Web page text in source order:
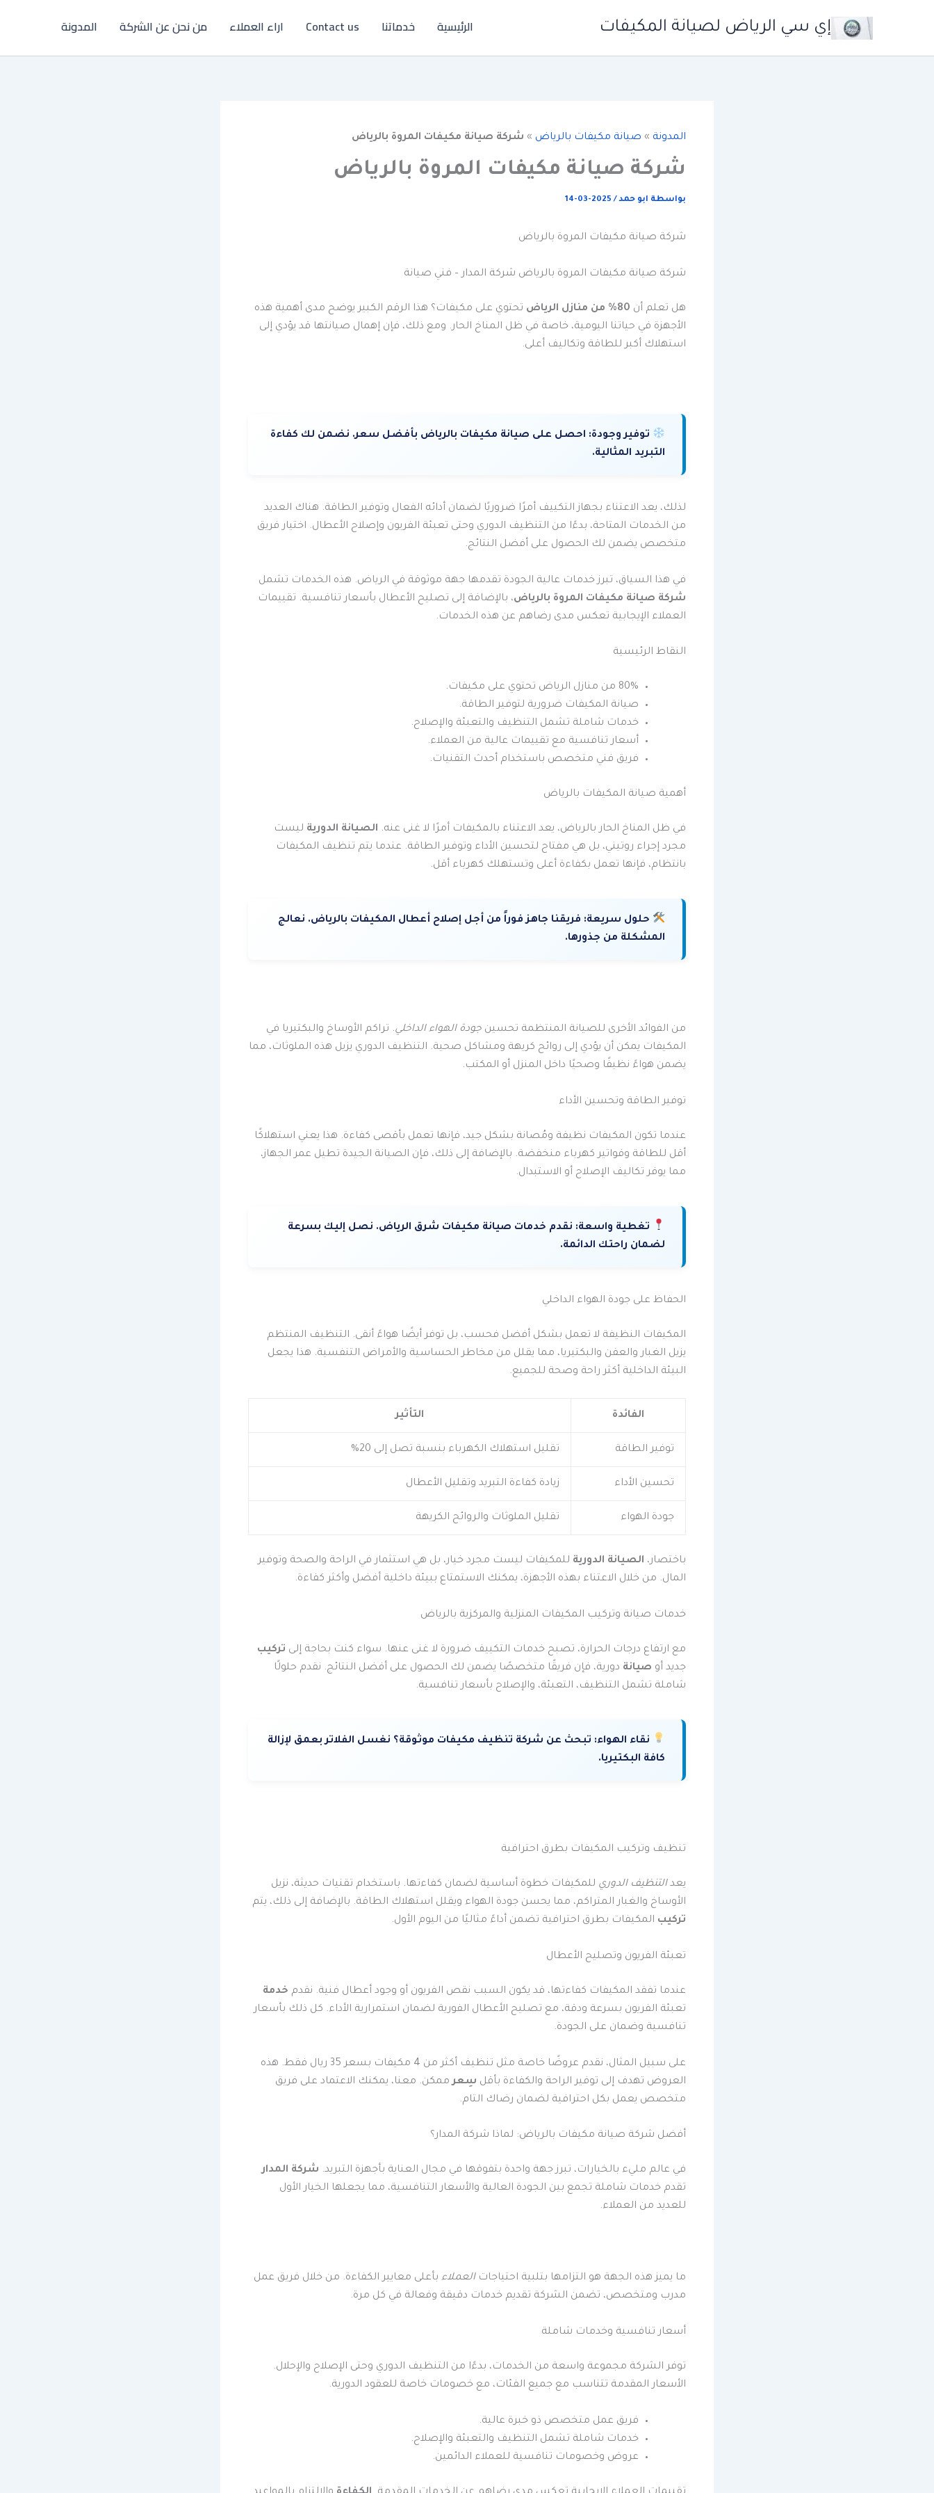
إي سي الرياض لصيانة المكيفات الرئيسية خدماتنا Contact us اراء العملاء من نحن عن الشركة المدونة
المدونة » صيانة مكيفات بالرياض » شركة صيانة مكيفات المروة بالرياض
شركة صيانة مكيفات المروة بالرياض
بواسطة ابو حمد/
2025-03-14
شركة صيانة مكيفات المروة بالرياض
شركة صيانة مكيفات المروة بالرياض شركة المدار – فني صيانة
هل تعلم أن 80% من منازل الرياض
تحتوي على مكيفات؟ هذا الرقم الكبير يوضح مدى أهمية هذه
الأجهزة في حياتنا اليومية، خاصة في ظل المناخ الحار. ومع ذلك، فإن إهمال صيانتها قد يؤدي إلى
استهلاك أكبر للطاقة وتكاليف أعلى.
توفير وجودة: احصل على صيانة مكيفات بالرياض بأفضل سعر. نضمن لك كفاءة
التبريد المثالية.
لذلك، يعد الاعتناء بجهاز التكييف أمرًا ضروريًا لضمان أدائه الفعال وتوفير الطاقة. هناك العديد
من الخدمات المتاحة، بدءًا من التنظيف الدوري وحتى تعبئة الفريون وإصلاح الأعطال. اختيار فريق
متخصص يضمن لك الحصول على أفضل النتائج.
في هذا السياق، تبرز خدمات عالية الجودة تقدمها جهة موثوقة في الرياض. هذه الخدمات تشمل
شركة صيانة مكيفات المروة بالرياض، بالإضافة إلى تصليح الأعطال بأسعار تنافسية. تقييمات
العملاء الإيجابية تعكس مدى رضاهم عن هذه الخدمات.
النقاط الرئيسية
80% من منازل الرياض تحتوي على مكيفات.
صيانة المكيفات ضرورية لتوفير الطاقة.
خدمات شاملة تشمل التنظيف والتعبئة والإصلاح.
أسعار تنافسية مع تقييمات عالية من العملاء.
فريق فني متخصص باستخدام أحدث التقنيات.
أهمية صيانة المكيفات بالرياض
في ظل المناخ الحار بالرياض، يعد الاعتناء بالمكيفات أمرًا لا غنى عنه. الصيانة الدورية ليست
مجرد إجراء روتيني، بل هي مفتاح لتحسين الأداء وتوفير الطاقة. عندما يتم تنظيف المكيفات
بانتظام، فإنها تعمل بكفاءة أعلى وتستهلك كهرباء أقل.
حلول سريعة: فريقنا جاهز فوراً من أجل إصلاح أعطال المكيفات بالرياض. نعالج
المشكلة من جذورها.
من الفوائد الأخرى للصيانة المنتظمة تحسين جودة الهواء الداخلي. تراكم الأوساخ والبكتيريا في
المكيفات يمكن أن يؤدي إلى روائح كريهة ومشاكل صحية. التنظيف الدوري يزيل هذه الملوثات، مما
يضمن هواءً نظيفًا وصحيًا داخل المنزل أو المكتب.
توفير الطاقة وتحسين الأداء
عندما تكون المكيفات نظيفة ومُصانة بشكل جيد، فإنها تعمل بأقصى كفاءة. هذا يعني استهلاكًا
أقل للطاقة وفواتير كهرباء منخفضة. بالإضافة إلى ذلك، فإن الصيانة الجيدة تطيل عمر الجهاز،
مما يوفر تكاليف الإصلاح أو الاستبدال.
تغطية واسعة: نقدم خدمات صيانة مكيفات شرق الرياض. نصل إليك بسرعة
لضمان راحتك الدائمة.
الحفاظ على جودة الهواء الداخلي
المكيفات النظيفة لا تعمل بشكل أفضل فحسب، بل توفر أيضًا هواءً أنقى. التنظيف المنتظم
يزيل الغبار والعفن والبكتيريا، مما يقلل من مخاطر الحساسية والأمراض التنفسية. هذا يجعل
البيئة الداخلية أكثر راحة وصحة للجميع.
الفائدة التأثير
توفير الطاقة تقليل استهلاك الكهرباء بنسبة تصل إلى 20%
تحسين الأداء زيادة كفاءة التبريد وتقليل الأعطال
جودة الهواء تقليل الملوثات والروائح الكريهة
باختصار، الصيانة الدورية للمكيفات ليست مجرد خيار، بل هي استثمار في الراحة والصحة وتوفير
المال. من خلال الاعتناء بهذه الأجهزة، يمكنك الاستمتاع ببيئة داخلية أفضل وأكثر كفاءة.
خدمات صيانة وتركيب المكيفات المنزلية والمركزية بالرياض
مع ارتفاع درجات الحرارة، تصبح خدمات التكييف ضرورة لا غنى عنها. سواء كنت بحاجة إلى تركيب
جديد أو صيانة دورية، فإن فريقًا متخصصًا يضمن لك الحصول على أفضل النتائج. نقدم حلولًا
شاملة تشمل التنظيف، التعبئة، والإصلاح بأسعار تنافسية.
نقاء الهواء: تبحث عن شركة تنظيف مكيفات موثوقة؟ نغسل الفلاتر بعمق لإزالة
كافة البكتيريا.
تنظيف وتركيب المكيفات بطرق احترافية
يعدالتنظيف الدوري للمكيفات خطوة أساسية لضمان كفاءتها. باستخدام تقنيات حديثة، نزيل
الأوساخ والغبار المتراكم، مما يحسن جودة الهواء ويقلل استهلاك الطاقة. بالإضافة إلى ذلك، يتم
تركيب المكيفات بطرق احترافية تضمن أداءً مثاليًا من اليوم الأول.
تعبئة الفريون وتصليح الأعطال
عندما تفقد المكيفات كفاءتها، قد يكون السبب نقص الفريون أو وجود أعطال فنية. نقدم خدمة
تعبئة الفريون بسرعة ودقة، مع تصليح الأعطال الفورية لضمان استمرارية الأداء. كل ذلك بأسعار
تنافسية وضمان على الجودة.
على سبيل المثال، نقدم عروضًا خاصة مثل تنظيف أكثر من 4 مكيفات بسعر 35 ريال فقط. هذه
العروض تهدف إلى توفير الراحة والكفاءة بأقل سِعرممكن. معنا، يمكنك الاعتماد على فريق
متخصص يعمل بكل احترافية لضمان رضاك التام.
أفضل شركة صيانة مكيفات بالرياض: لماذا شركة المدار؟
في عالم مليء بالخيارات، تبرز جهة واحدة بتفوقها في مجال العناية بأجهزة التبريد. شركة المدار
تقدم خدمات شاملة تجمع بين الجودة العالية والأسعار التنافسية، مما يجعلها الخيار الأول
للعديد من العملاء.
ما يميز هذه الجهة هو التزامها بتلبية احتياجاتالعملاء بأعلى معايير الكفاءة. من خلال فريق عمل
مدرب ومتخصص، تضمن الشركة تقديم خدمات دقيقة وفعالة في كل مرة.
أسعار تنافسية وخدمات شاملة
توفر الشركة مجموعة واسعة من الخدمات، بدءًا من التنظيف الدوري وحتى الإصلاح والإحلال.
الأسعار المقدمة تتناسب مع جميع الفئات، مع خصومات خاصة للعقود الدورية.
فريق عمل متخصص ذو خبرة عالية.
خدمات شاملة تشمل التنظيف والتعبئة والإصلاح.
عروض وخصومات تنافسية للعملاء الدائمين.